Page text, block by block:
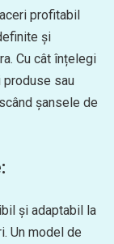
profitabil
și
Cu cât înțelegi
produse sau
șansele de
și adaptabil la
Un model de